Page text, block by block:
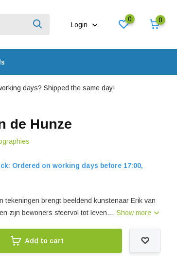
Login
0 0
days? Shipped the same day!
de Hunze
Ordered on working days before 17:00,
tekeningen brengt beeldend kunstenaar Erik van
zijn bewoners sfeervol tot leven....Show more
Add to cart